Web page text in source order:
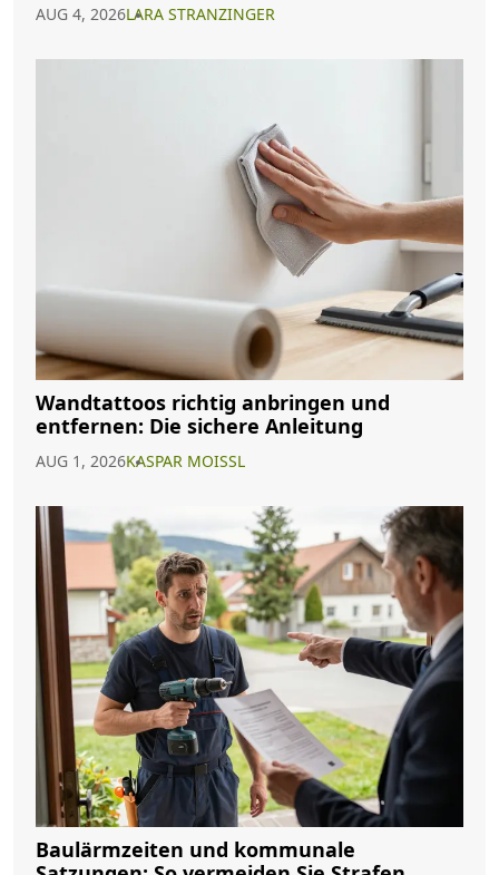
AUG 4, 2026LARA STRANZINGER
Wandtattoos richtig anbringen und
entfernen: Die sichere Anleitung
AUG 1, 2026KASPAR MOISSL
Baulärmzeiten und kommunale